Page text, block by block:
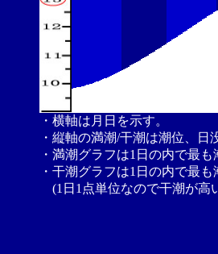
・横軸は月日を示す。
・縦軸の満潮/干潮は潮位、
・満潮グラフは1日の内で最
・干潮グラフは1日の内で最
(1日1点単位なので干潮が高